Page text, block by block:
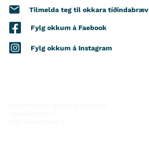
Tilmelda teg til okkara tíðindabræv
Fylg okkum á Faebook
Fylg okkum á Instagram